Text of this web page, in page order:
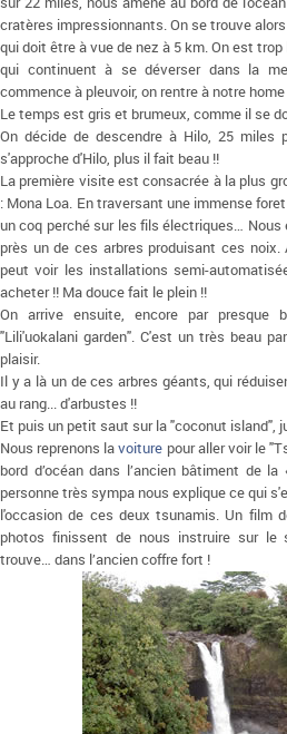
cratères impressionnants. On se trouve
qui doit être à vue de nez à 5 km. On est
qui continuent à se déverser dans la
commence à pleuvoir, on rentre à notre
Le temps est gris et brumeux, comme il se
On décide de descendre à Hilo, 25 miles
s'approche d'Hilo, plus il fait beau !!
La première visite est consacrée à la plus
: Mona Loa. En traversant une immense
un coq perché sur les fils électriques… Nous
près un de ces arbres produisant ces noix.
peut voir les installations semi-
acheter !! Ma douce fait le plein !!
On arrive ensuite, encore par presque
"Lili'uokalani garden". C'est un très beau
plaisir.
Il y a là un de ces arbres géants, qui
au rang... d'arbustes !!
Et puis un petit saut sur la "coconut island",
Nous reprenons lavoiture pour aller voir le
bord d’océan dans l’ancien bâtiment de
personne très sympa nous explique ce qui
l'occasion de ces deux tsunamis. Un film
photos finissent de nous instruire sur le
trouve… dans l’ancien coffre fort !